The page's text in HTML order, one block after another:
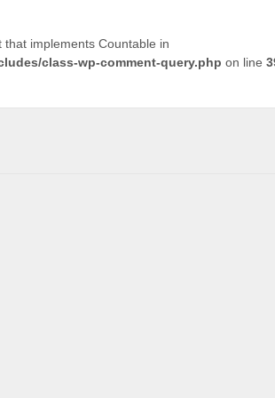
implements Countable in
class-wp-comment-query.php on line